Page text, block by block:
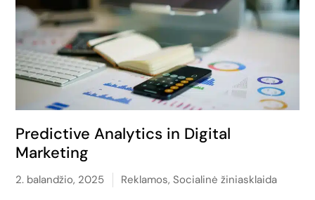
Predictive Analytics in Digital
Marketing
2. balandžio, 2025 Reklamos,Socialinė žiniasklaida